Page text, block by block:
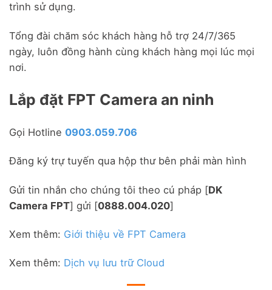
trình sử dụng.
Tổng đài chăm sóc khách hàng hỗ trợ 24/7/365
ngày, luôn đồng hành cùng khách hàng mọi lúc mọi
nơi.
Lắp đặt FPT Camera an ninh
Gọi Hotline 0903.059.706
Đăng ký trự tuyến qua hộp thư bên phải màn hình
Gửi tin nhắn cho chúng tôi theo cú pháp [DK
Camera FPT] gửi [0888.004.020]
Xem thêm: Giới thiệu về FPT Camera
Xem thêm: Dịch vụ lưu trữ Cloud